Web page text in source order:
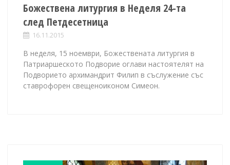
Божествена литургия в Неделя 24-та
след Петдесетница
16.11.2015
В неделя, 15 ноември, Божествената литургия в
Патриаршеското Подворие оглави настоятелят на
Подворието архимандрит Филип в съслужение със
ставрофорен свещеноиконом Симеон.